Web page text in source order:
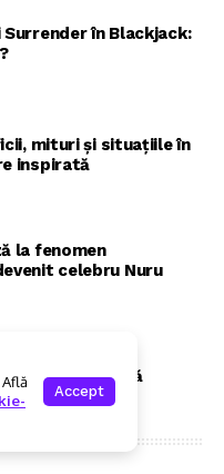
în Blackjack:
mituri și situațiile în
inspirată
la fenomen
celebru Nuru
trend sau o nouă
Accept